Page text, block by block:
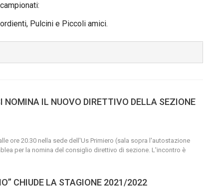
Pulcini e Piccoli amici.
NOMINA IL NUOVO DIRETTIVO DELLA SEZIONE
ore 20.30 nella sede dell'Us Primiero (sala sopra l'autostazione
per la nomina del consiglio direttivo di sezione. L'incontro è
CHIUDE LA STAGIONE 2021/2022